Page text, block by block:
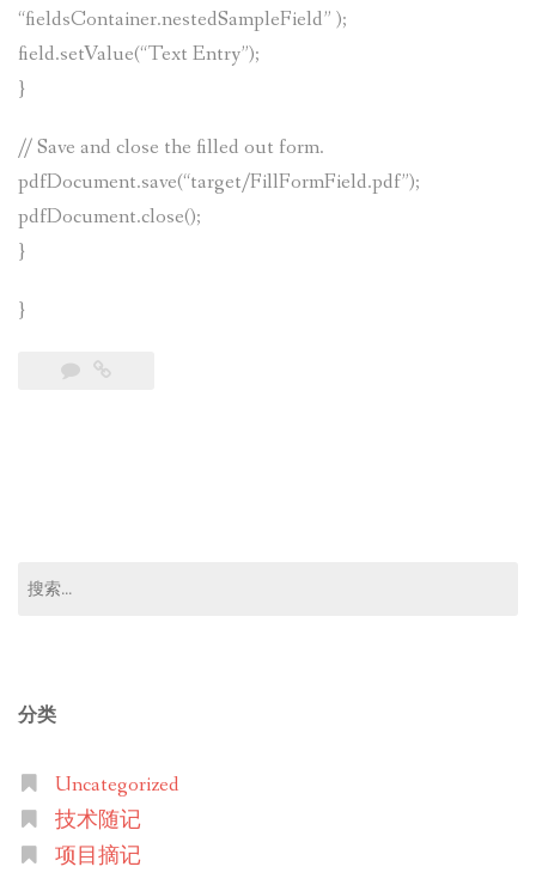
“fieldsContainer.nestedSampleField” );
field.setValue(“Text Entry”);
}
// Save and close the filled out form.
pdfDocument.save(“target/FillFormField.pdf”);
pdfDocument.close();
}
}
索：
分类
Uncategorized
技术随记
项目摘记